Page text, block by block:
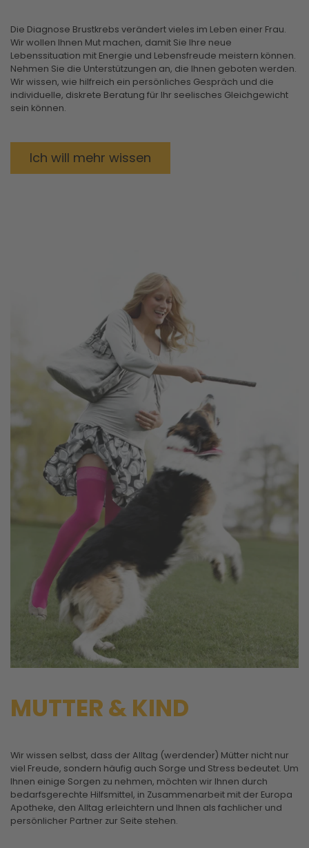
Die Diagnose Brustkrebs verändert vieles im Leben einer Frau.
Wir wollen Ihnen Mut machen, damit Sie Ihre neue
Lebenssituation mit Energie und Lebensfreude meistern können.
Nehmen Sie die Unterstützungen an, die Ihnen geboten werden.
Wir wissen, wie hilfreich ein persönliches Gespräch und die
individuelle, diskrete Beratung für Ihr seelisches Gleichgewicht
sein können.
Ich will mehr wissen
MUTTER & KIND
Wir wissen selbst, dass der Alltag (werdender) Mütter nicht nur
viel Freude, sondern häufig auch Sorge und Stress bedeutet. Um
Ihnen einige Sorgen zu nehmen, möchten wir Ihnen durch
bedarfsgerechte Hilfsmittel, in Zusammenarbeit mit der Europa
Apotheke, den Alltag erleichtern und Ihnen als fachlicher und
persönlicher Partner zur Seite stehen.